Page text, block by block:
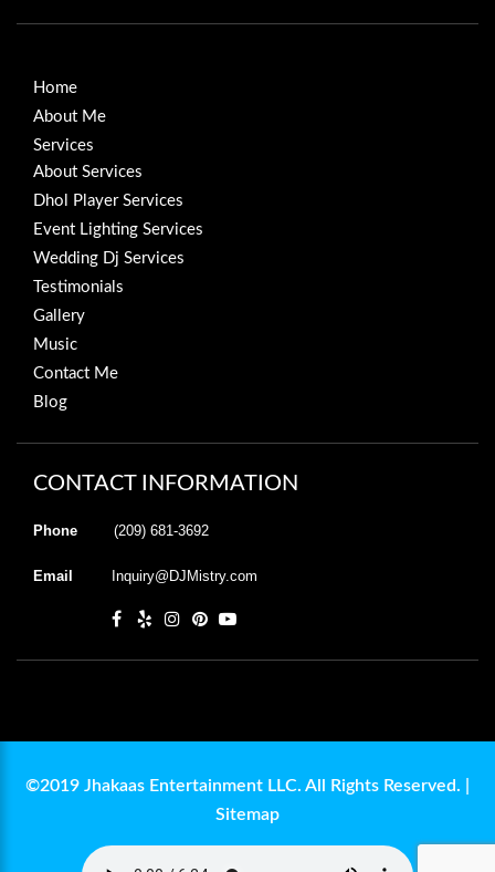
Home
About Me
Services
About Services
Dhol Player Services
Event Lighting Services
Wedding Dj Services
Testimonials
Gallery
Music
Contact Me
Blog
CONTACT INFORMATION
Phone (209) 681-3692
Email Inquiry@DJMistry.com
©2019 Jhakaas Entertainment LLC. All Rights Reserved. |
Sitemap